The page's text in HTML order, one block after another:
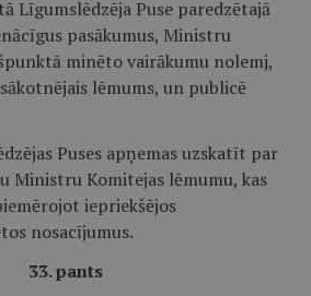
Līgumslēdzēja Puse paredzētajā
pasākumus, Ministru
minēto vairākumu nolemj,
lēmums, un publicē
Puses apņemas uzskatīt par
Ministru Komitejas lēmumu, kas
iepriekšējos
nosacījumus.
33. pants